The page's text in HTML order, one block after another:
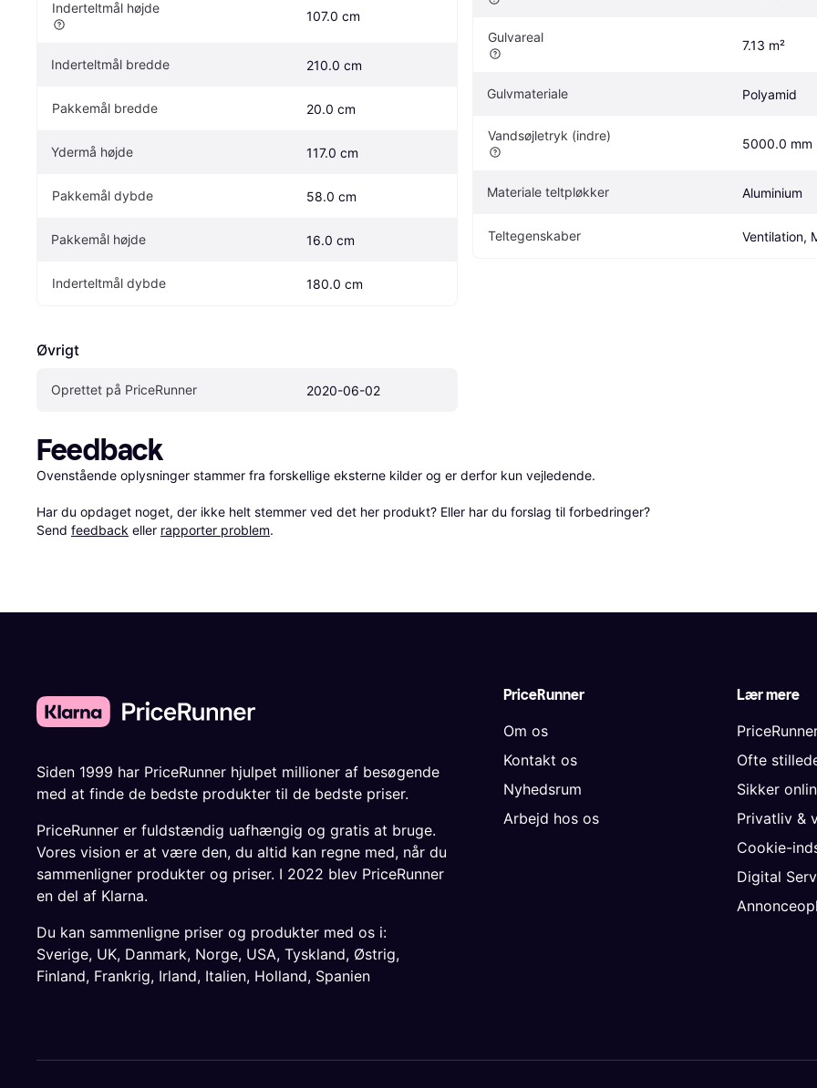
Inderteltmål højde
107.0 cm
Inderteltmål bredde 210.0 cm
Pakkemål bredde 20.0 cm
Ydermå højde 117.0 cm
Pakkemål dybde 58.0 cm
Pakkemål højde 16.0 cm
Inderteltmål dybde 180.0 cm
Øvrigt
Oprettet på PriceRunner 2020-06-02
Gulvareal
7.13 m²
Gulvmateriale Polyamid
Vandsøjletryk (indre)
5000.0 mm
Materiale teltpløkker Aluminium
Teltegenskaber Ventilation,
Feedback
Ovenstående oplysninger stammer fra forskellige eksterne kilder og er derfor kun vejledende.
Har du opdaget noget, der ikke helt stemmer ved det her produkt? Eller har du forslag til forbedringer?
Send feedback eller rapporter problem.
PriceRunner
Om os
Kontakt os
Nyhedsrum
Arbejd hos os
Lær mere
Ofte
Sikker
Privatliv &
Cookie-
Digital
Siden 1999 har PriceRunner hjulpet millioner af besøgende
med at finde de bedste produkter til de bedste priser.
PriceRunner er fuldstændig uafhængig og gratis at bruge.
Vores vision er at være den, du altid kan regne med, når du
sammenligner produkter og priser. I 2022 blev PriceRunner
en del af Klarna.
Du kan sammenligne priser og produkter med os i:
Sverige, UK, Danmark, Norge, USA, Tyskland, Østrig,
Finland, Frankrig, Irland, Italien, Holland, Spanien